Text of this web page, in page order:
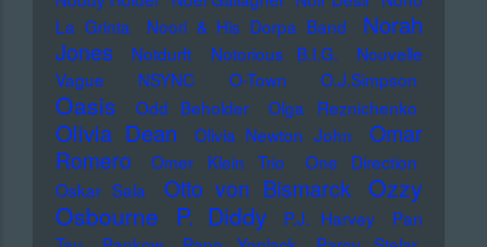
La Grinta
Noori & His Dorpa Band
Norah
Jones
Notdurft Notorious B.I.G.
Nouvelle
Vague
NSYNC O-Town O.J.Simpson
Oasis Odd Beholder Olga Reznichenko
Olivia Dean Olivia Newton John
Omar
Romero
Omer Klein Trio
One Direction
Oskar Sala
Otto von Bismarck Ozzy
Osbourne
P. Diddy P.J. Harvey
Pan